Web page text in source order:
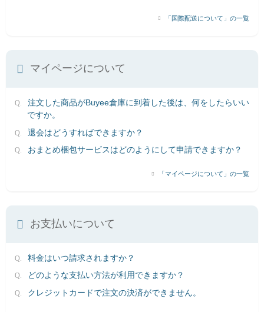
「国際配送について」の一覧
マイページについて
注文した商品がBuyee倉庫に到着した後は、何をしたらいい
ですか。
退会はどうすればできますか？
おまとめ梱包サービスはどのようにして申請できますか？
「マイページについて」の一覧
お支払いについて
料金はいつ請求されますか？
どのような支払い方法が利用できますか？
クレジットカードで注文の決済ができません。